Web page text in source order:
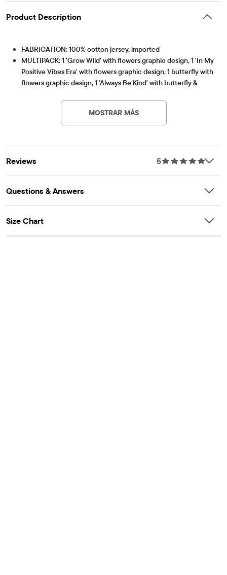
Product Description
FABRICATION: 100% cotton jersey, imported
MULTIPACK: 1 'Grow Wild' with flowers graphic design, 1 'In My
Positive Vibes Era' with flowers graphic design, 1 butterfly with
flowers graphic design, 1 'Always Be Kind' with butterfly &
FIT & DESIGN: Rib-knit crew neck, short sleeves
FEATURES: Tagless labelMOSTRAR MÁS
Reviews 5
Questions & Answers
Size Chart